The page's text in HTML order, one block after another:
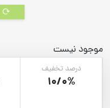
موجود نیست
درصد تخفیف
10/0%